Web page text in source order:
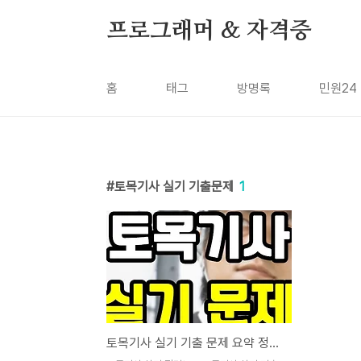
프로그래머 & 자격증
홈 태그 방명록 민원24
토목기사 실기 기출문제 1
토목기사 실기 기출 문제 요약 정리노트 pdf 다운로드